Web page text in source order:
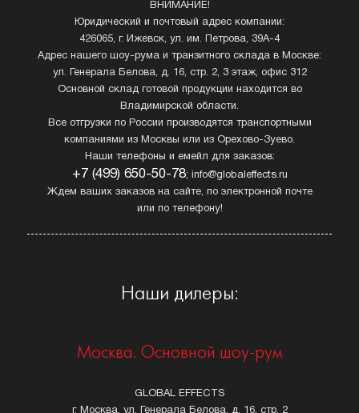
ВНИМАНИЕ!
Юридический и почтовый адрес компании:
426065, г. Ижевск, ул. им. Петрова, 39А-4
Адрес нашего шоу-рума и транзитного склада в Москве:
ул. Генерала Белова, д. 16, стр. 2, 3 этаж, офис 312
Основной склад готовой продукции находится во
Владимирской области.
Все отгрузки по России производятся транспортными
компаниями из Москвы или из Орехово-Зуево.
Наши телефоны и емейл для заказов:
+7 (499) 650-50-78; info@globaleffects.ru
Ждем ваших заказов на сайте, по электронной почте
или по телефону!
Наши дилеры:
Москва. Основной шоу-рум
GLOBAL EFFECTS
г. Москва, ул. Генерала Белова, д. 16, стр. 2